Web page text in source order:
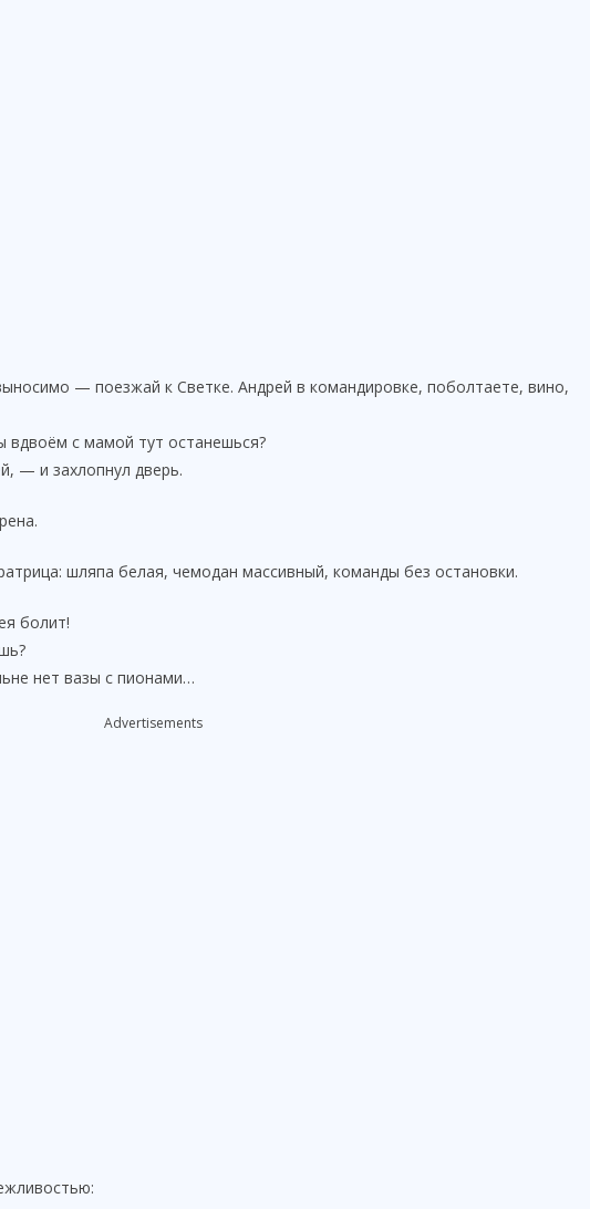
— поезжай к Светке. Андрей в командировке, поболтаете, вино,
с мамой тут останешься?
— и захлопнул дверь.
шляпа белая, чемодан массивный, команды без остановки.
болит!
нет вазы с пионами…
Advertisements